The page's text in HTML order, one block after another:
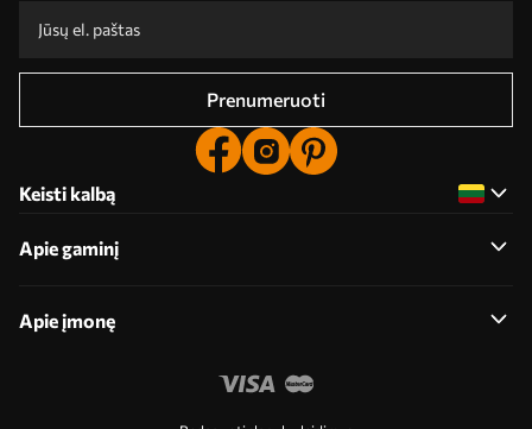
Reklaminiai kodai su nuolaidomis užsakymui!
Prenumeruoti
Keisti kalbą
Apie gaminį
Apie įmonę